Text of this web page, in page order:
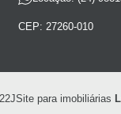
CEP: 27260-010
Site para imobiliárias